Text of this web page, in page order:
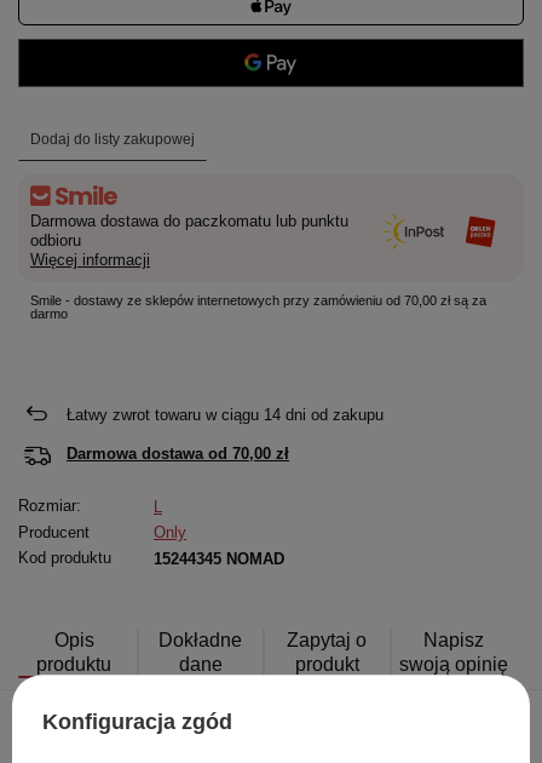
Dodaj do listy zakupowej
Darmowa dostawa do paczkomatu lub punktu
odbioru
Więcej informacji
Smile - dostawy ze sklepów internetowych przy zamówieniu od 70,00 zł są za
darmo
Łatwy zwrot towaru w ciągu 14 dni od zakupu
Darmowa dostawa od 70,00 zł
Rozmiar:
L
Producent
Only
Kod produktu
15244345 NOMAD
Opis
produktu
Dokładne
dane
Zapytaj o
produkt
Napisz
swoją opinię
Konfiguracja zgód